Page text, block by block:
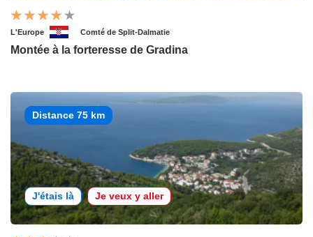
L'Europe Comté de Split-Dalmatie
Montée à la forteresse de Gradina
Distance 75 km
J'étais là Je veux y aller